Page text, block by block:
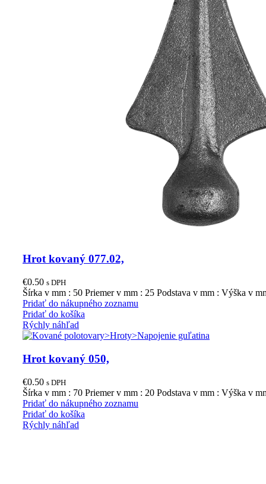
Hrot kovaný 077.02,
€0.50 s DPH
Šírka v mm : 50 Priemer v mm : 25 Podstava v mm : Výška v
Pridať do nákupného zoznamu
Pridať do košíka
Rýchly náhľad
Hrot kovaný 050,
€0.50 s DPH
Šírka v mm : 70 Priemer v mm : 20 Podstava v mm : Výška v
Pridať do nákupného zoznamu
Pridať do košíka
Rýchly náhľad